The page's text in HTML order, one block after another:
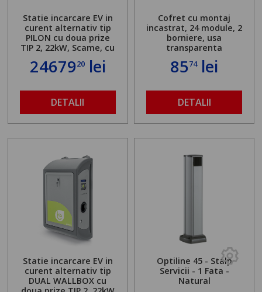
Statie incarcare EV in
curent alternativ tip
PILON cu doua prize
TIP 2, 22kW, Scame, cu
server local
2467920lei
DETALII
Cofret cu montaj
incastrat, 24 module, 2
borniere, usa
transparenta
8574lei
DETALII
Statie incarcare EV in
curent alternativ tip
DUAL WALLBOX cu
Optiline 45 - Stalp
Servicii - 1 Fata -
Natural